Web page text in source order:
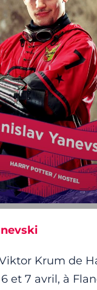
Krum de
6 et 7 avril, à